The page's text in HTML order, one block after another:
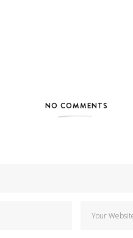
NO COMMENTS